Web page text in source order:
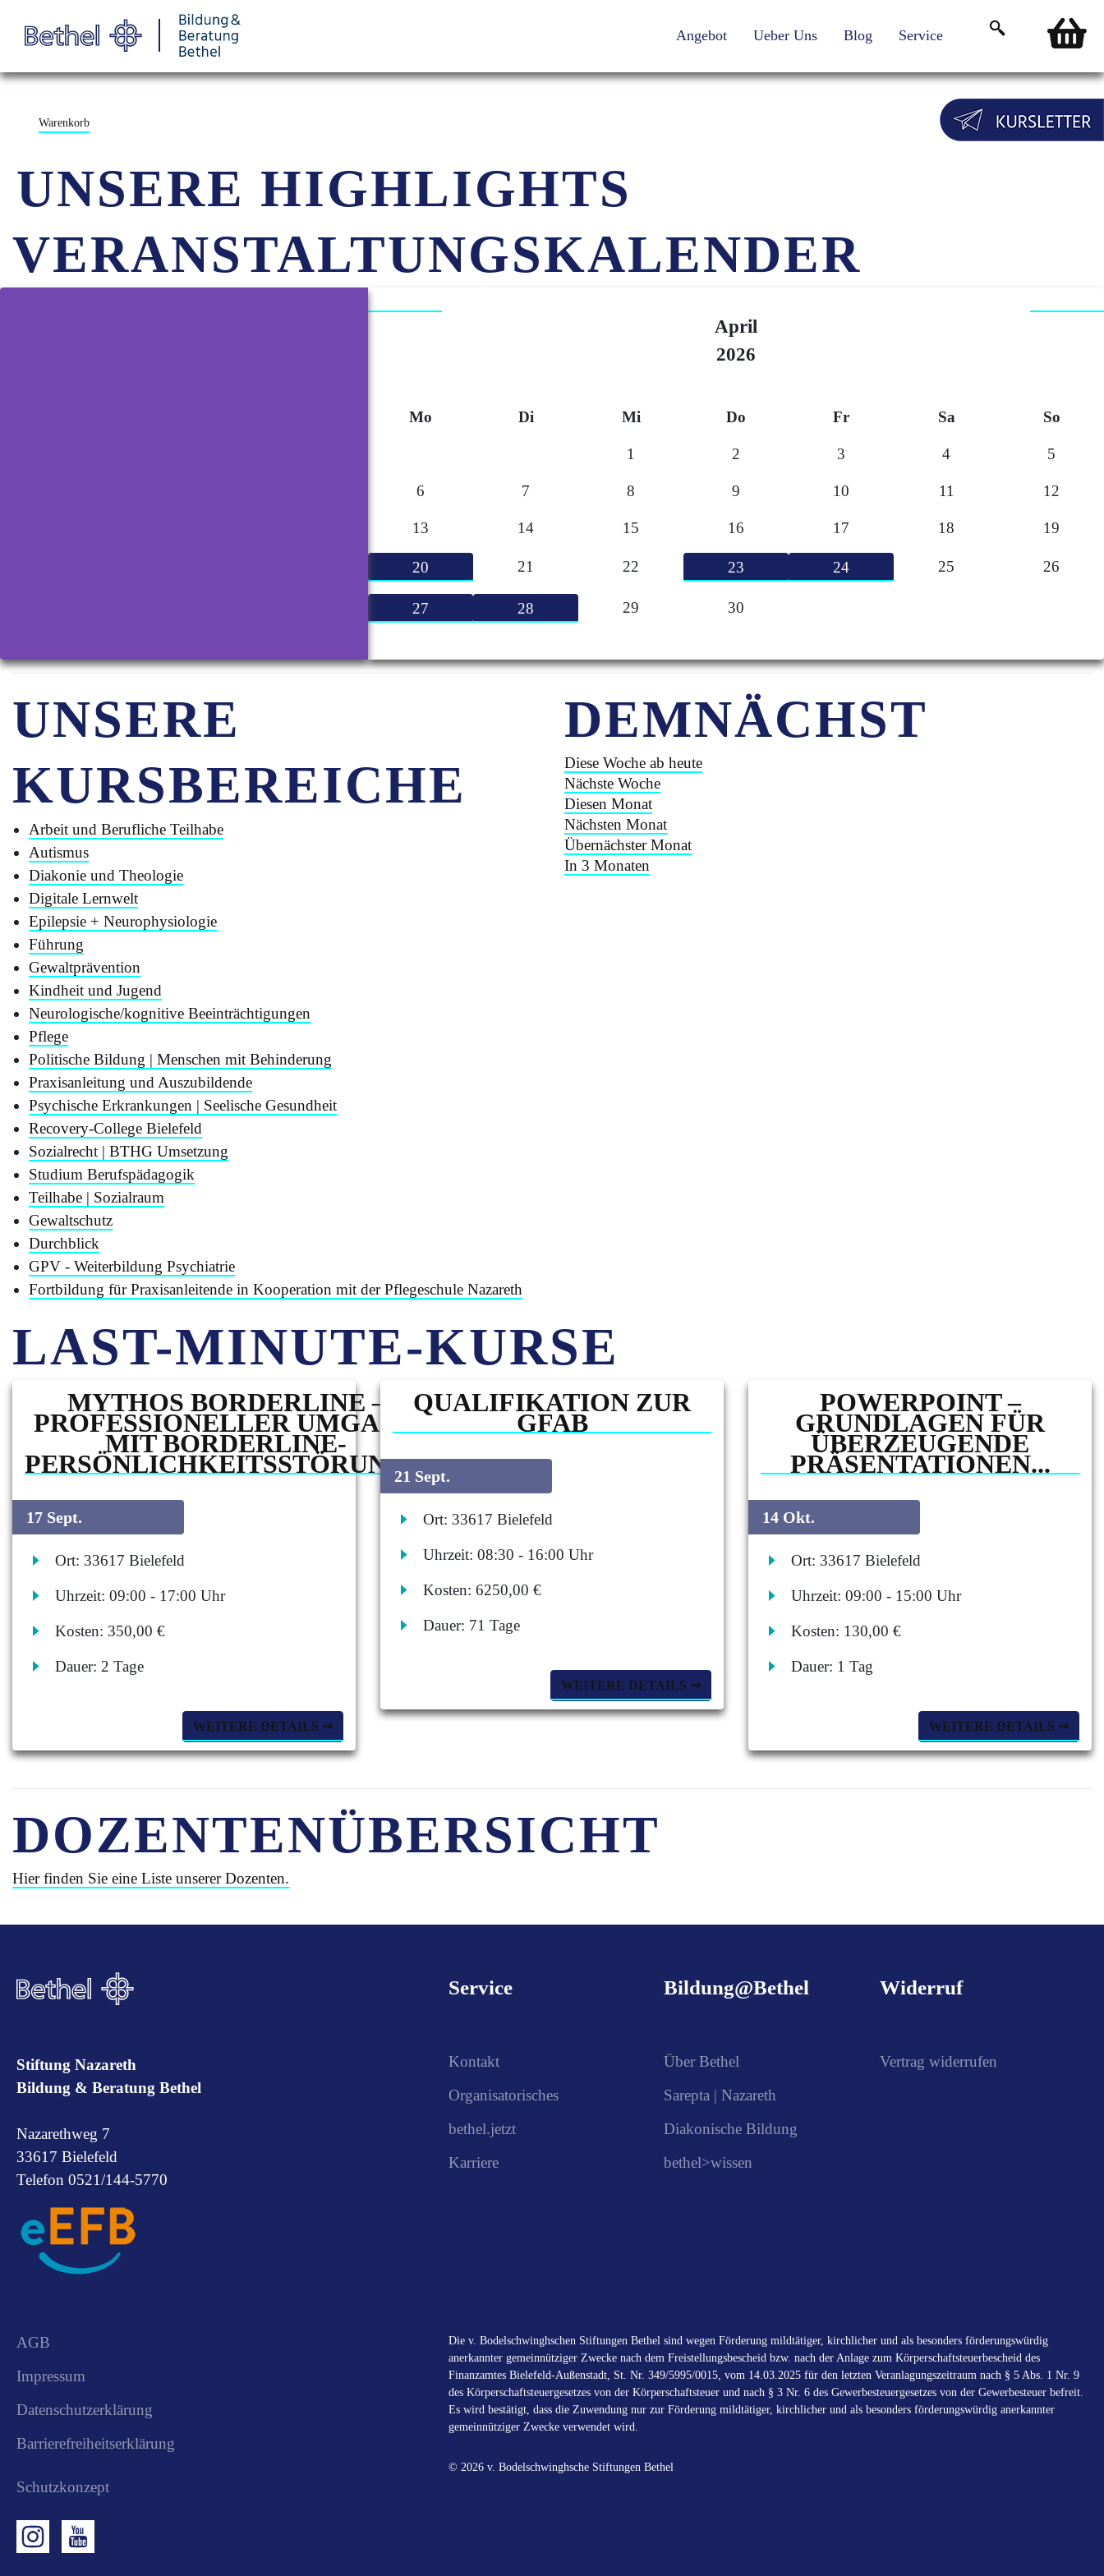
Angebot Ueber Uns Blog Service
Warenkorb Login für Teilnehmende
UNSERE HIGHLIGHTS
VERANSTALTUNGSKALENDER
April
2026
Mo Di Mi Do Fr Sa So
1 2 3 4 5
6 7 8 9 10 11 12
13 14 15 16 17 18 19
20 21 22 23 24 25 26
27 28 29 30
UNSERE
KURSBEREICHE
Arbeit und Berufliche Teilhabe
Autismus
Diakonie und Theologie
Digitale Lernwelt
Epilepsie + Neurophysiologie
Führung
Gewaltprävention
Kindheit und Jugend
Neurologische/kognitive Beeinträchtigungen
Pflege
Politische Bildung | Menschen mit Behinderung
Praxisanleitung und Auszubildende
Psychische Erkrankungen | Seelische Gesundheit
Recovery-College Bielefeld
Sozialrecht | BTHG Umsetzung
Studium Berufspädagogik
Teilhabe | Sozialraum
Gewaltschutz
Durchblick
GPV - Weiterbildung Psychiatrie
Fortbildung für Praxisanleitende in Kooperation mit der Pflegeschule Nazareth
DEMNÄCHST
Diese Woche ab heute
Nächste Woche
Diesen Monat
Nächsten Monat
Übernächster Monat
In 3 Monaten
LAST-MINUTE-KURSE
MYTHOS BORDERLINE –
PROFESSIONELLER UMGANG
MIT BORDERLINE-
PERSÖNLICHKEITSSTÖRUNG...
17 Sept.
Ort: 33617 Bielefeld
Uhrzeit:09:00 - 17:00 Uhr
Kosten: 350,00 €
Dauer: 2 Tage
WEITERE DETAILS ➞
QUALIFIKATION ZUR
GFAB
21 Sept.
Ort: 33617 Bielefeld
Uhrzeit:08:30 - 16:00 Uhr
Kosten:6250,00 €
Dauer: 71 Tage
WEITERE DETAILS ➞
POWERPOINT –
GRUNDLAGEN FÜR
ÜBERZEUGENDE
PRÄSENTATIONEN...
14 Okt.
Ort: 33617 Bielefeld
Uhrzeit:09:00 - 15:00 Uhr
Kosten: 130,00 €
Dauer: 1 Tag
WEITERE DETAILS ➞
DOZENTENÜBERSICHT
Hier finden Sie eine Liste unserer Dozenten.
Stiftung Nazareth
Bildung & Beratung Bethel
Nazarethweg 7
33617 Bielefeld
Telefon 0521/144-5770
Service
Kontakt
Organisatorisches
bethel.jetzt
Karriere
Bildung@Bethel
Über Bethel
Sarepta | Nazareth
Diakonische Bildung
bethel>wissen
Widerruf
Vertrag widerrufen
AGB
Impressum
Datenschutzerklärung
Barrierefreiheitserklärung
Schutzkonzept
Die v. Bodelschwinghschen Stiftungen Bethel sind wegen Förderung mildtätiger, kirchlicher und als besonders förderungswürdig
anerkannter gemeinnütziger Zwecke nach dem Freistellungsbescheid bzw. nach der Anlage zum Körperschaftsteuerbescheid des
Finanzamtes Bielefeld-Außenstadt, St. Nr. 349/5995/0015, vom 14.03.2025 für den letzten Veranlagungszeitraum nach § 5 Abs. 1 Nr. 9
des Körperschaftsteuergesetzes von der Körperschaftsteuer und nach § 3 Nr. 6 des Gewerbesteuergesetzes von der Gewerbesteuer befreit.
Es wird bestätigt, dass die Zuwendung nur zur Förderung mildtätiger, kirchlicher und als besonders förderungswürdig anerkannter
gemeinnütziger Zwecke verwendet wird.
© 2026 v. Bodelschwinghsche Stiftungen Bethel